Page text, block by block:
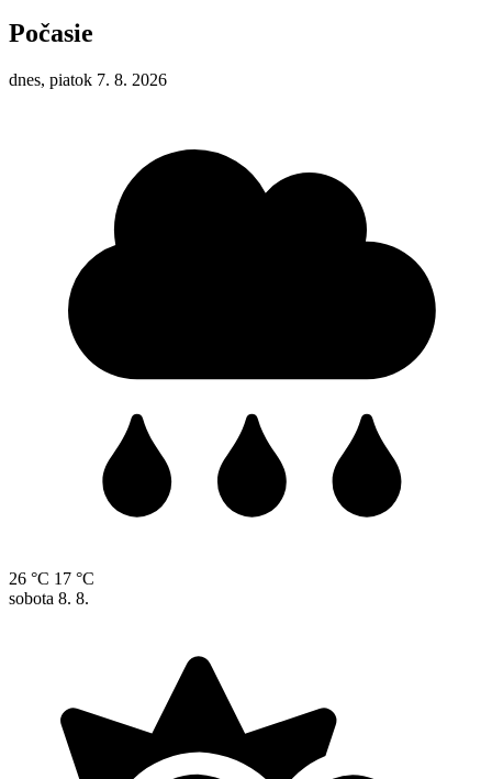
Počasie
dnes, piatok 7. 8. 2026
26 °C 17 °C
sobota 8. 8.